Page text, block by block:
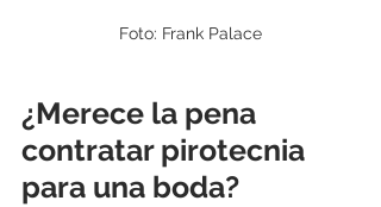
Foto: Frank Palace
¿Merece la pena
contratar pirotecnia
para una boda?